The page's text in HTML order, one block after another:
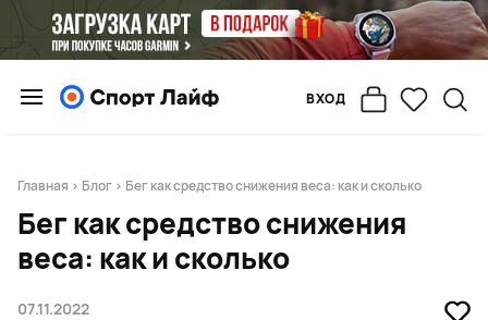
ВХОД
Главная > Блог > Бег как средство снижения веса: как и сколько
Бег как средство снижения
веса: как и сколько
07.11.2022